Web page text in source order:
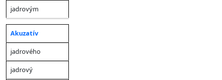
jadrovým
Akuzatív
jadrového
jadrový